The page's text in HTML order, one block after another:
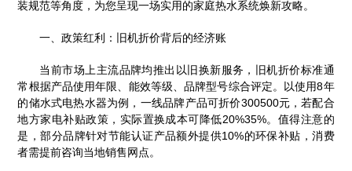
装规范等角度，为您呈现一场实用的家庭热水系统焕新攻略。
一、政策红利：旧机折价背后的经济账
当前市场上主流品牌均推出以旧换新服务，旧机折价标准通
常根据产品使用年限、能效等级、品牌型号综合评定。以使用8年
的储水式电热水器为例，一线品牌产品可折价300500元，若配合
地方家电补贴政策，实际置换成本可降低20%35%。值得注意的
是，部分品牌针对节能认证产品额外提供10%的环保补贴，消费
者需提前咨询当地销售网点。